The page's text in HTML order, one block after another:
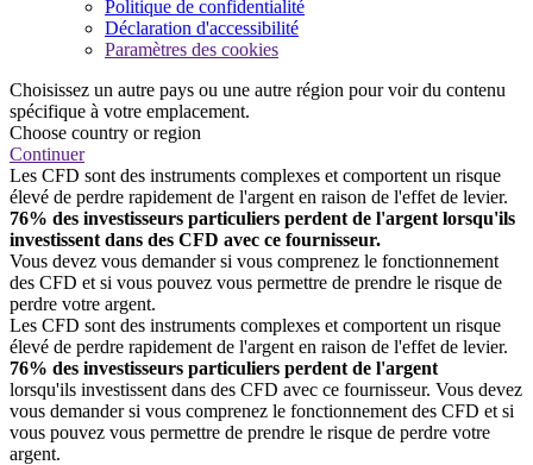
Politique de confidentialité
Déclaration d'accessibilité
Paramètres des cookies
Choisissez un autre pays ou une autre région pour voir du contenu
spécifique à votre emplacement.
Choose country or region
Continuer
Les CFD sont des instruments complexes et comportent un risque
élevé de perdre rapidement de l'argent en raison de l'effet de levier.
76% des investisseurs particuliers perdent de l'argent lorsqu'ils
investissent dans des CFD avec ce fournisseur.
Vous devez vous demander si vous comprenez le fonctionnement
des CFD et si vous pouvez vous permettre de prendre le risque de
perdre votre argent.
Les CFD sont des instruments complexes et comportent un risque
élevé de perdre rapidement de l'argent en raison de l'effet de levier.
76% des investisseurs particuliers perdent de l'argent
lorsqu'ils investissent dans des CFD avec ce fournisseur. Vous devez
vous demander si vous comprenez le fonctionnement des CFD et si
vous pouvez vous permettre de prendre le risque de perdre votre
argent.